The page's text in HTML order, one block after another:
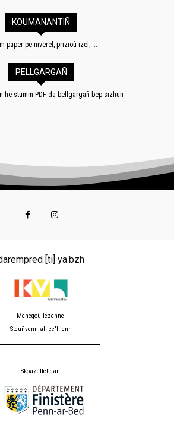
KOUMANANTIÑ
paper pe niverel, prizioù izel, ...
PELLGARGAÑ
he stumm PDF da bellgargañ bep sizhun
[ti] ya.bzh
Menegoù lezennel
Steuñvenn al lec'hienn
Skoazellet gant